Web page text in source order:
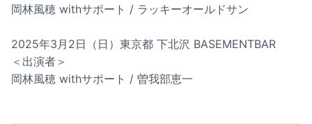
岡林風穂 withサポート / ラッキーオールドサン
2025年3月2日（日）東京都 下北沢 BASEMENTBAR
＜出演者＞
岡林風穂 withサポート / 曽我部恵一